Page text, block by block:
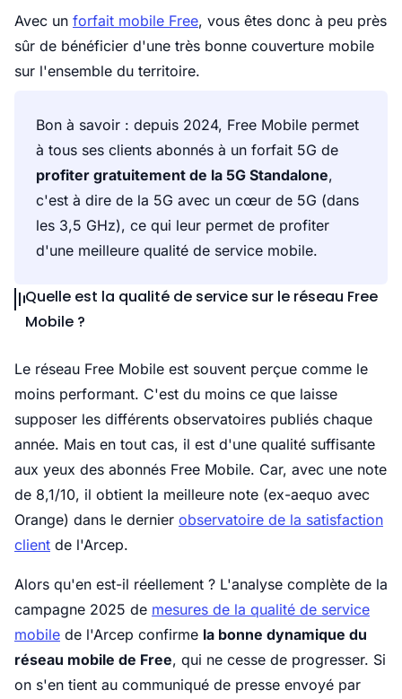
Avec un forfait mobile Free, vous êtes donc à peu près
sûr de bénéficier d'une très bonne couverture mobile
sur l'ensemble du territoire.
Bon à savoir : depuis 2024, Free Mobile permet
à tous ses clients abonnés à un forfait 5G de
profiter gratuitement de la 5G Standalone,
c'est à dire de la 5G avec un cœur de 5G (dans
les 3,5 GHz), ce qui leur permet de profiter
d'une meilleure qualité de service mobile.
Quelle est la qualité de service sur le réseau Free
Mobile ?
Le réseau Free Mobile est souvent perçue comme le
moins performant. C'est du moins ce que laisse
supposer les différents observatoires publiés chaque
année. Mais en tout cas, il est d'une qualité suffisante
aux yeux des abonnés Free Mobile. Car, avec une note
de 8,1/10, il obtient la meilleure note (ex-aequo avec
Orange) dans le dernier observatoire de la satisfaction
client de l'Arcep.
Alors qu'en est-il réellement ? L'analyse complète de la
campagne 2025 de mesures de la qualité de service
mobile de l'Arcep confirme la bonne dynamique du
réseau mobile de Free, qui ne cesse de progresser. Si
on s'en tient au communiqué de presse envoyé par